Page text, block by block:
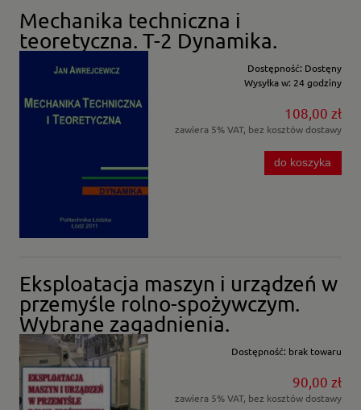
Mechanika techniczna i
teoretyczna. T-2 Dynamika.
Dostępność: Dostęny
Wysyłka w: 24 godziny
108,00 zł
zawiera 5% VAT, bez kosztów dostawy
do koszyka
Eksploatacja maszyn i urządzeń w
przemyśle rolno-spożywczym.
Wybrane zagadnienia.
Dostępność: brak towaru
90,00 zł
zawiera 5% VAT, bez kosztów dostawy